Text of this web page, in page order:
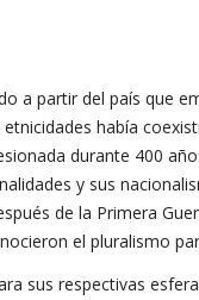
a partir del país que
había
durante 400
y sus
de la Primera
el pluralismo
sus respectivas